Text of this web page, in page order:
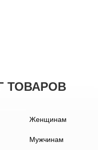
ТОВАРОВ
Женщинам
Мужчинам